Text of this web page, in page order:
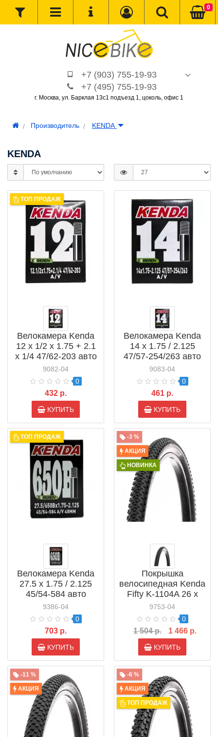
+7 (903) 755-19-93
+7 (495) 755-19-93
г. Москва, ул. Барклая 13с1 подъезд 1, цоколь, офис 1
0
Производитель KENDA
KENDA
ТОП ПРОДАЖ
Велокамера Kenda
12 x 1/2 x 1.75 + 2.1
x 1/4 47/62-203 авто
ниппель (511301)
9082-04
0
432 р.
КУПИТЬ
Велокамера Kenda
14 x 1.75 / 2.125
47/57-254/263 авто
ниппель (511304)
9083-04
0
461 р.
КУПИТЬ
ТОП ПРОДАЖ
Велокамера Kenda
27.5 x 1.75 / 2.125
45/54-584 авто
ниппель (514449)
9386-04
0
703 р.
КУПИТЬ
-3 %
АКЦИЯ
НОВИНКА
Покрышка
велосипедная Kenda
Fifty K-1104A 26 x
2.10 30 TPI (527649)
9753-04
0
1 504 р. 1 466 р.
КУПИТЬ
-11 %
АКЦИЯ
-6 %
АКЦИЯ
ТОП ПРОДАЖ